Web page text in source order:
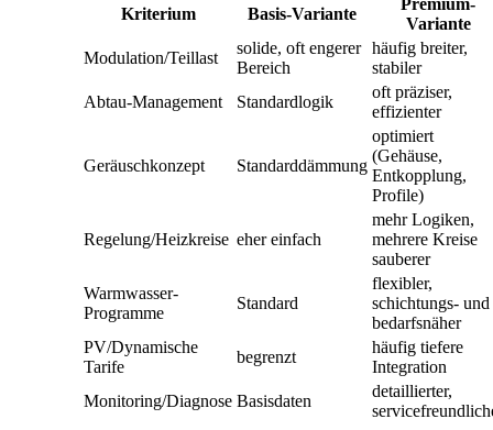
Kriterium Basis-Variante
Premium-
Variante
Modulation/Teillast
solide, oft engerer
Bereich
häufig breiter,
stabiler
Abtau-Management
Standardlogik
oft präziser,
effizienter
Geräuschkonzept Standarddämmung
optimiert
(Gehäuse,
Entkopplung,
Profile)
Regelung/Heizkreise eher einfach
mehr Logiken,
mehrere Kreise
sauberer
Warmwasser-
Programme
Standard
flexibler,
schichtungs- und
bedarfsnäher
PV/Dynamische
Tarife
begrenzt
häufig tiefere
Integration
Monitoring/Diagnose Basisdaten
detaillierter,